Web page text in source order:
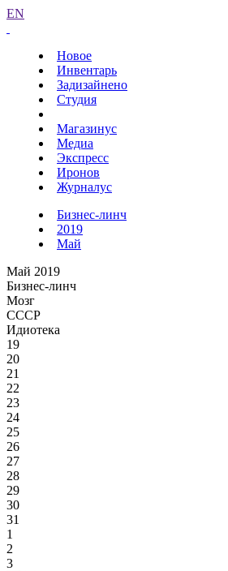
EN
Новое
Инвентарь
Задизайнено
Студия
Магазинус
Медиа
Экспресс
Иронов
Журналус
Бизнес-линч
2019
Май
Май 2019
Бизнес-линч
Мозг
СССР
Идиотека
19
20
21
22
23
24
25
26
27
28
29
30
31
1
2
3